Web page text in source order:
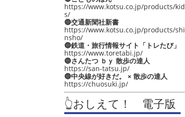
https://www.kotsu.co.jp/products/kid
s/
🔵交通新聞社新書
https://www.kotsu.co.jp/products/shi
nsho/
🔵鉄道・旅行情報サイト「トレたび」
https://www.toretabi.jp/
🔵さんたつ ｂｙ 散歩の達人
https://san-tatsu.jp/
🔵中央線が好きだ。 × 散歩の達人
https://chuosuki.jp/
👆おしえて！ 電子版